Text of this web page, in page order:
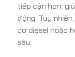
tiếp cận hơn,
động. Tuy
cơ diesel hoặc
sâu.